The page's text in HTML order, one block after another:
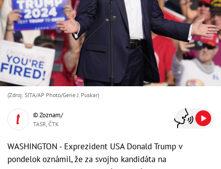
(Zdroj: SITA/AP Photo/Gene J. Puskar)
© Zoznam/
TASR, ČTK
WASHINGTON - Exprezident USA Donald Trump v
pondelok oznámil, že za svojho kandidáta na